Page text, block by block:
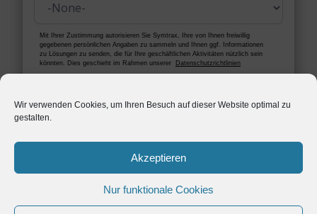
Wir verwenden Cookies, um Ihren Besuch auf dieser Website optimal zu
gestalten.
Akzeptieren
Nur funktionale Cookies
Mit Ihrer Zustimmung autorisieren Sie Symtrax, Ihre von Ihnen freiwillig
gegebenen persönlichen Angaben zu sammeln und Ihnen ggf. Informationen
zu Lösungen zu senden, die für Ihre geschäftlichen Aktivitäten nützlich sein
könnten. Dies geschieht im Rahmen unserer
Datenschutzrichtlinien